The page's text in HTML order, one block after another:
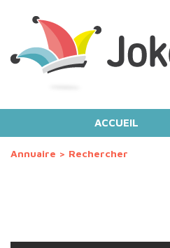
ACCUEIL
Annuaire > Rechercher